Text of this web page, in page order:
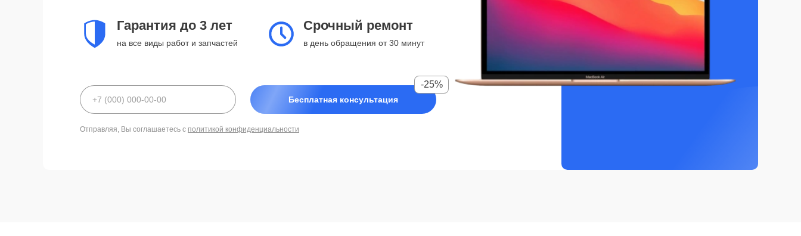
Гарантия до 3 лет
на все виды работ и запчастей
Срочный ремонт
в день обращения от 30 минут
Бесплатная консультация
-25%
Отправляя, Вы соглашаетесь с политикой конфиденциальности